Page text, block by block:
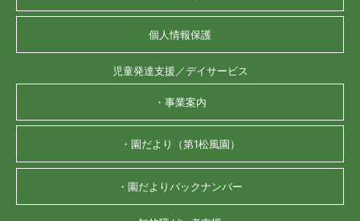
個人情報保護
児童発達支援／デイサービス
・事業案内
・園だより（第1松風園）
・園だよりバックナンバー